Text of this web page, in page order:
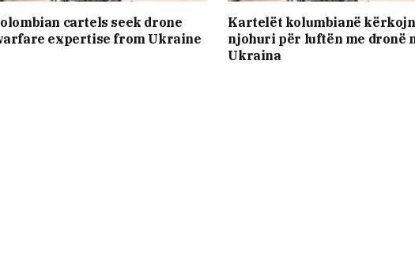
cartels seek drone
expertise from Ukraine
Kartelët kolumbianë
njohuri për luftën me dronë
Ukraina